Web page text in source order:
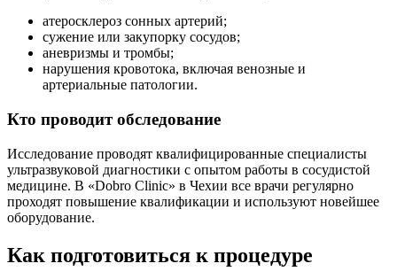
атеросклероз сонных артерий;
сужение или закупорку сосудов;
аневризмы и тромбы;
нарушения кровотока, включая венозные и
артериальные патологии.
Кто проводит обследование
Исследование проводят квалифицированные специалисты
ультразвуковой диагностики с опытом работы в сосудистой
медицине. В «Dobro Clinic» в Чехии все врачи регулярно
проходят повышение квалификации и используют новейшее
оборудование.
Как подготовиться к процедуре